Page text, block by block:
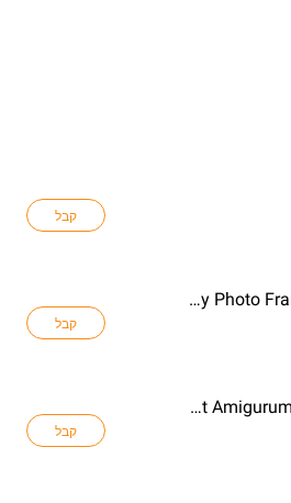
קבל
Birthday Photo Frame Maker
קבל
Crochet Amigurumi Patterns
קבל